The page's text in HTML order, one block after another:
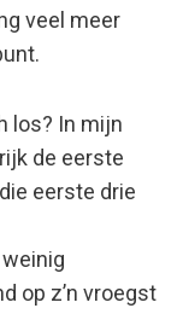
veel meer
los? In mijn
de eerste
eerste drie
op z’n vroegst